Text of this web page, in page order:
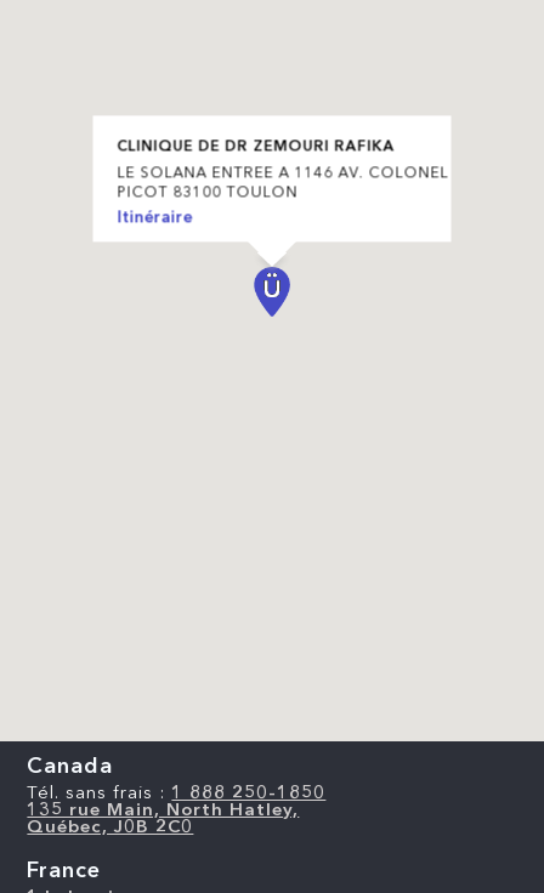
CLINIQUE DE DR ZEMOURI RAFIKA
LE SOLANA ENTREE A 1146 AV. COLONEL
PICOT 83100 TOULON
Itinéraire
Canada
Tél. sans frais : 1 888 250-1850
135 rue Main, North Hatley,
Québec, J0B 2C0
France